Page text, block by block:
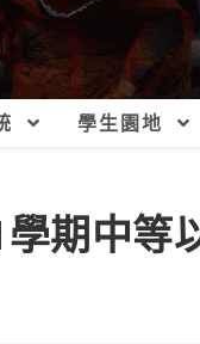
學生園地
期中等